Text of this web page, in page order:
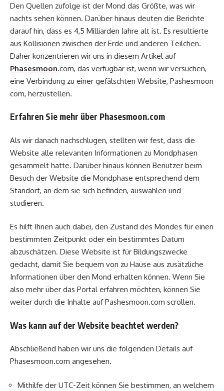
Den Quellen zufolge ist der Mond das Größte, was wir
nachts sehen können. Darüber hinaus deuten die Berichte
darauf hin, dass es 4,5 Milliarden Jahre alt ist. Es resultierte
aus Kollisionen zwischen der Erde und anderen Teilchen.
Daher konzentrieren wir uns in diesem Artikel auf
Phasesmoon.com, das verfügbar ist, wenn wir versuchen,
eine Verbindung zu einer gefälschten Website, Pashesmoon
com, herzustellen.
Erfahren Sie mehr über Phasesmoon.com
Als wir danach nachschlugen, stellten wir fest, dass die
Website alle relevanten Informationen zu Mondphasen
gesammelt hatte. Darüber hinaus können Benutzer beim
Besuch der Website die Mondphase entsprechend dem
Standort, an dem sie sich befinden, auswählen und
studieren.
Es hilft Ihnen auch dabei, den Zustand des Mondes für einen
bestimmten Zeitpunkt oder ein bestimmtes Datum
abzuschätzen. Diese Website ist für Bildungszwecke
gedacht, damit Sie bequem von zu Hause aus zusätzliche
Informationen über den Mond erhalten können. Wenn Sie
also mehr über das Portal erfahren möchten, können Sie
weiter durch die Inhalte auf Pashesmoon.com scrollen.
Was kann auf der Website beachtet werden?
Abschließend haben wir uns die folgenden Details auf
Phasesmoon.com angesehen.
Mithilfe der UTC-Zeit können Sie bestimmen, an welchem